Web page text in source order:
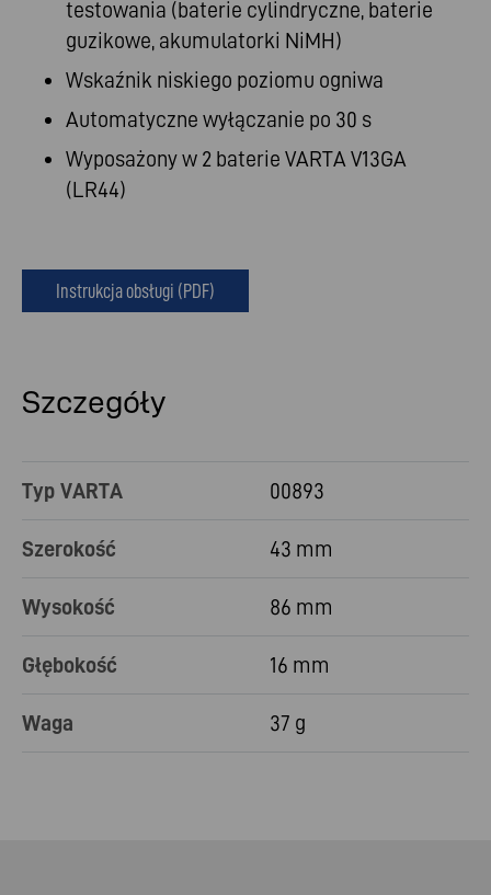
testowania (baterie cylindryczne, baterie
guzikowe, akumulatorki NiMH)
Wskaźnik niskiego poziomu ogniwa
Automatyczne wyłączanie po 30 s
Wyposażony w 2 baterie VARTA V13GA
(LR44)
Instrukcja obsługi (PDF)
Szczegóły
Typ VARTA 00893
Szerokość 43 mm
Wysokość 86 mm
Głębokość 16 mm
Waga 37 g